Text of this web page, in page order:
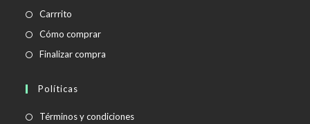
Carrrito
Cómo comprar
Finalizar compra
Políticas
Términos y condicionesSe